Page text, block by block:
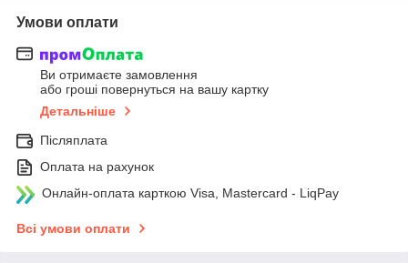
Умови оплати
Ви отримаєте замовлення
або гроші повернуться на вашу картку
Детальніше
Післяплата
Оплата на рахунок
Онлайн-оплата карткою Visa, Mastercard - LiqPay
Всі умови оплати